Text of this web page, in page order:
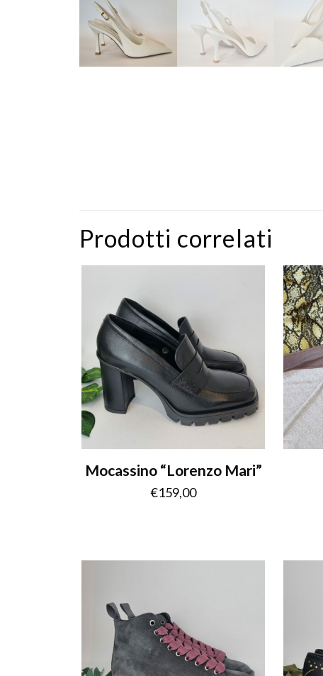
Prodotti correlati
Mocassino “Lorenzo Mari”
€159,00